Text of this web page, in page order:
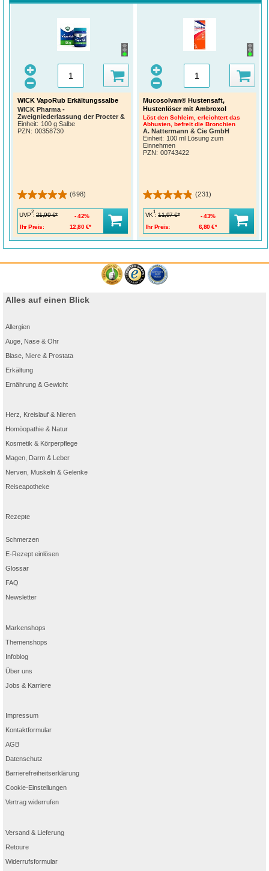
WICK VapoRub Erkältungssalbe
WICK Pharma -
Zweigniederlassung der Procter &
Gamble GmbH
Einheit: 100 g Salbe
PZN : 00358730
(698)
UVP
2
: 21,99 €*
Ihr Preis:
12,80 €*
42%
Mucosolvan® Hustensaft,
Hustenlöser mit Ambroxol
Löst den Schleim, erleichtert das
Abhusten, befreit die Bronchien
A. Nattermann & Cie GmbH
Einheit: 100 ml Lösung zum
Einnehmen
PZN : 00743422
(231)
VK
1
: 11,97 €*
Ihr Preis:
6,80 €*
43%
Alles auf einen Blick
Allergien
Auge, Nase & Ohr
Blase, Niere & Prostata
Erkältung
Ernährung & Gewicht
Herz, Kreislauf & Nieren
Homöopathie & Natur
Kosmetik & Körperpflege
Magen, Darm & Leber
Nerven, Muskeln & Gelenke
Reiseapotheke
Rezepte
Schmerzen
E-Rezept einlösen
Glossar
FAQ
Newsletter
Markenshops
Themenshops
Infoblog
Über uns
Jobs & Karriere
Impressum
Kontaktformular
AGB
Datenschutz
Barrierefreiheitserklärung
Cookie-Einstellungen
Vertrag widerrufen
Versand & Lieferung
Retoure
Widerrufsformular